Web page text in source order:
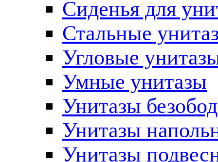
Сиденья для
Стальные
Угловые
Умные унитазы
Унитазы
Унитазы
Унитазы